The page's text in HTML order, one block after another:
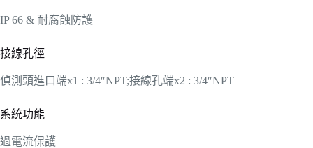
IP 66 & 耐腐蝕防護
接線孔徑
偵測頭進口端x1 : 3/4″NPT;接線孔端x2 : 3/4″NPT
系統功能
過電流保護